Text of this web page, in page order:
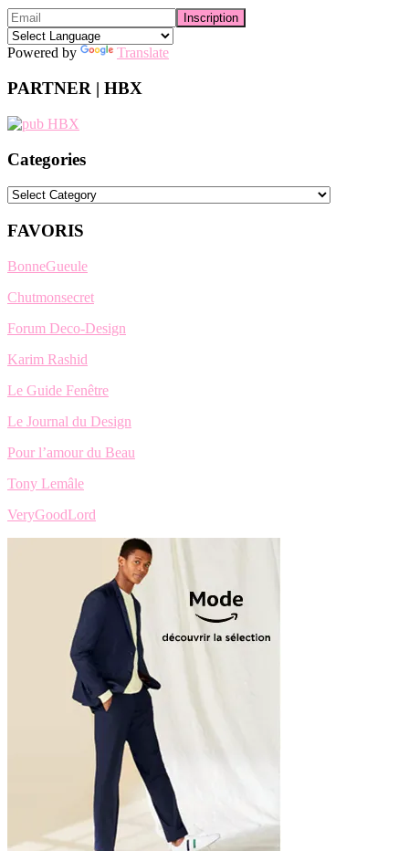
Powered by Translate
PARTNER | HBX
Categories
Categories
FAVORIS
BonneGueule
Chutmonsecret
Forum Deco-Design
Karim Rashid
Le Guide Fenêtre
Le Journal du Design
Pour l’amour du Beau
Tony Lemâle
VeryGoodLord